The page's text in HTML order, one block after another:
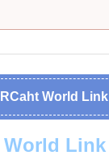
World Link
World Link